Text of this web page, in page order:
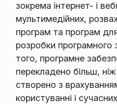
зокрема інтернет- і
мультимедійних,
програм та програм
розробки програмного
того, програмне
перекладено більш,
створено з
користуванні і